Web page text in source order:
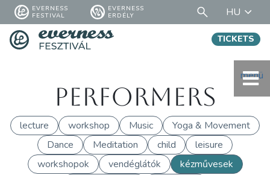
EVERNESS
FESTIVAL
EVERNESS
ERDÉLY
HU
menü
TICKETS
Performers
lecture workshop Music
Yoga & Movement
Dance
Meditation child
leisure
workshopok
vendéglátók
kézművesek